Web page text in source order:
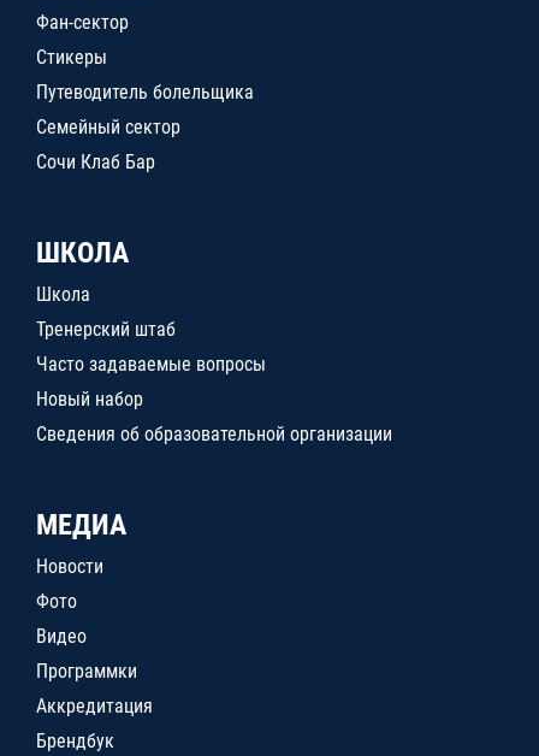
Фан-сектор
Стикеры
Путеводитель болельщика
Семейный сектор
Сочи Клаб Бар
ШКОЛА
Школа
Тренерский штаб
Часто задаваемые вопросы
Новый набор
Сведения об образовательной организации
МЕДИА
Новости
Фото
Видео
Программки
Аккредитация
Брендбук